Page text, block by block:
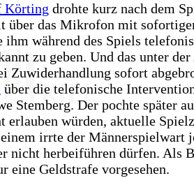
Körting drohte kurz nach dem
über das Mikrofon mit
während des Spiels
zu geben. Und das unter
Zuwiderhandlung sofort
über die telefonische
Stemberg. Der pochte später
erlauben würden, aktuelle
irrte der Männerspielwart
nicht herbeiführen dürfen. Als
eine Geldstrafe vorgesehen.